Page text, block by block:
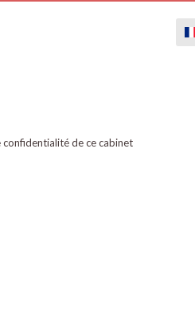
de ce cabinet